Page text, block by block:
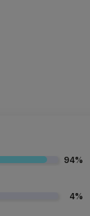
94%
4%